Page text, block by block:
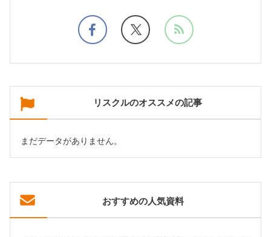
リスクルのオススメの記事
まだデータがありません。
おすすめの人気資料